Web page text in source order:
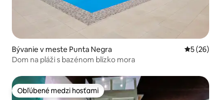
Bývanie v meste Punta Negra
5 (26)
Dom na pláži s bazénom blízko mora
Obľúbené medzi hosťami
Obľúbené medzi hosťami